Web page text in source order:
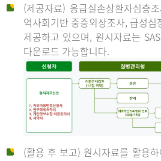
(제공자료) 응급실손상환자심층
역사회기반 중증외상조사, 급성
제공하고 있으며, 원시자료는
다운로드 가능합니다.
(활용 후 보고) 원시자료를 활용